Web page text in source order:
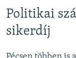
Politikai
sikerdíj